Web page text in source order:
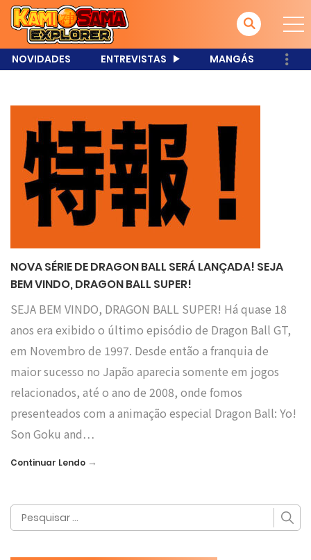
NOVIDADES ENTREVISTAS MANGÁS
NOVA SÉRIE DE DRAGON BALL SERÁ LANÇADA! SEJA
BEM VINDO, DRAGON BALL SUPER!
SEJA BEM VINDO, DRAGON BALL SUPER! Há quase 18
anos era exibido o último episódio de Dragon Ball GT,
em Novembro de 1997. Desde então a franquia de
maior sucesso no Japão aparecia somente em jogos
relacionados, até o ano de 2008, onde fomos
presenteados com a animação especial Dragon Ball: Yo!
Son Goku and…
Continuar Lendo →